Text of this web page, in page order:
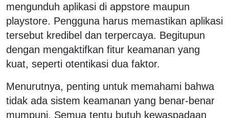
mengunduh aplikasi di appstore maupun
playstore. Pengguna harus memastikan aplikasi
tersebut kredibel dan terpercaya. Begitupun
dengan mengaktifkan fitur keamanan yang
kuat, seperti otentikasi dua faktor.
Menurutnya, penting untuk memahami bahwa
tidak ada sistem keamanan yang benar-benar
mumpuni. Semua tentu butuh kewaspadaan